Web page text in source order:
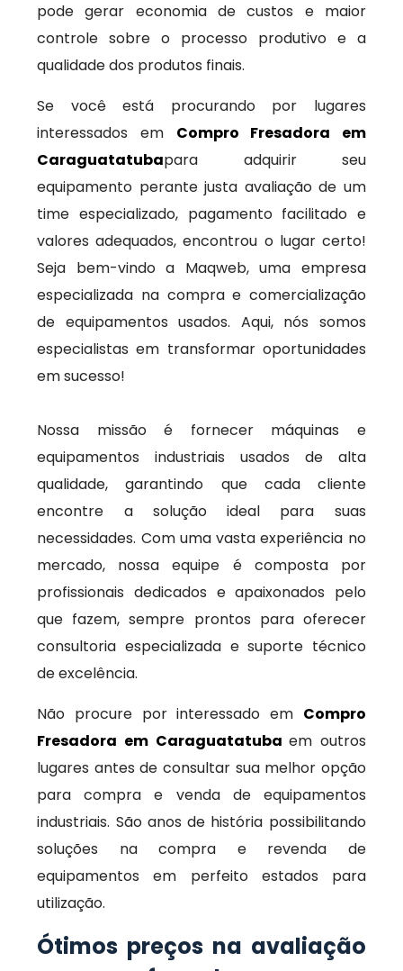
pode gerar economia de custos e maior
controle sobre o processo produtivo e a
qualidade dos produtos finais.
Se você está procurando por lugares
interessados em Compro Fresadora em
Caraguatatubapara adquirir seu
equipamento perante justa avaliação de um
time especializado, pagamento facilitado e
valores adequados, encontrou o lugar certo!
Seja bem-vindo a Maqweb, uma empresa
especializada na compra e comercialização
de equipamentos usados. Aqui, nós somos
especialistas em transformar oportunidades
em sucesso!
Nossa missão é fornecer máquinas e
equipamentos industriais usados de alta
qualidade, garantindo que cada cliente
encontre a solução ideal para suas
necessidades. Com uma vasta experiência no
mercado, nossa equipe é composta por
profissionais dedicados e apaixonados pelo
que fazem, sempre prontos para oferecer
consultoria especializada e suporte técnico
de excelência.
Não procure por interessado em Compro
Fresadora em Caraguatatubaem outros
lugares antes de consultar sua melhor opção
para compra e venda de equipamentos
industriais. São anos de história possibilitando
soluções na compra e revenda de
equipamentos em perfeito estados para
utilização.
Ótimos preços na avaliação